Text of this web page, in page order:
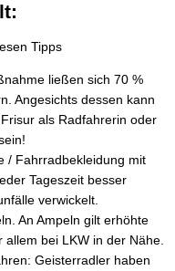
Tipps
ließen sich 70 %
Angesichts dessen kann
als Radfahrerin oder
/ Fahrradbekleidung mit
Tageszeit besser
verwickelt.
An Ampeln gilt erhöhte
bei LKW in der Nähe.
Geisterradler haben